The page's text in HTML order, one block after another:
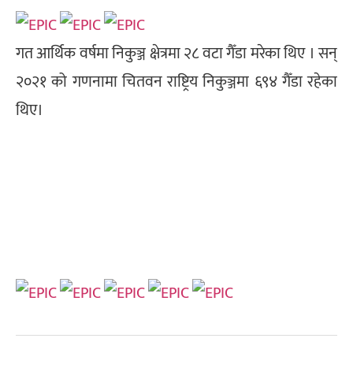
गत आर्थिक वर्षमा निकुञ्ज क्षेत्रमा २८ वटा गैँडा मरेका थिए । सन्
२०२१ को गणनामा चितवन राष्ट्रिय निकुञ्जमा ६९४ गैँडा रहेका
थिए।